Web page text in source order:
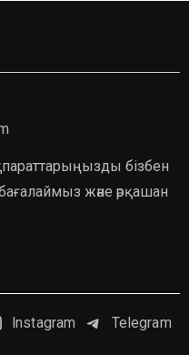
бізбен
бағалаймыз және әрқашан
Instagram
Telegram